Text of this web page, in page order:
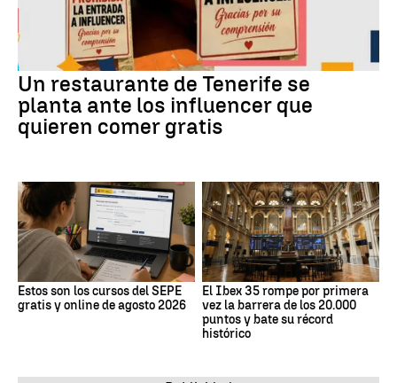
Un restaurante de Tenerife se
planta ante los influencer que
quieren comer gratis
Estos son los cursos del SEPE
gratis y online de agosto 2026
El Ibex 35 rompe por primera
vez la barrera de los 20.000
puntos y bate su récord
histórico